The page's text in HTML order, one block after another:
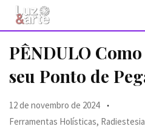
PÊNDULO
seu Ponto de
12 de novembro de 2024
Ferramentas Holísticas, Radiestesia